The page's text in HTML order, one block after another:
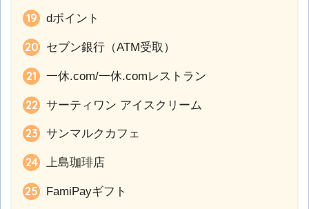
dポイント
セブン銀行（ATM受取）
一休.com/一休.comレストラン
サーティワン アイスクリーム
サンマルクカフェ
上島珈琲店
FamiPayギフト